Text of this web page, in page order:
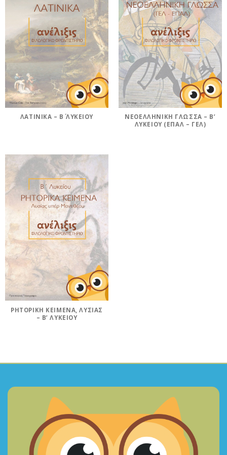
ΛΑΤΙΝΙΚΆ – Β΄ ΛΥΚΕΊΟΥ
ΝΕΟΕΛΛΗΝΙΚΉ ΓΛΏΣΣΑ – Β’
ΛΥΚΕΊΟΥ (ΕΠΑΛ – ΓΕΛ)
ΡΗΤΟΡΙΚΉ ΚΕΊΜΕΝΑ, ΛΥΣΊΑΣ
– Β’ ΛΥΚΕΊΟΥ